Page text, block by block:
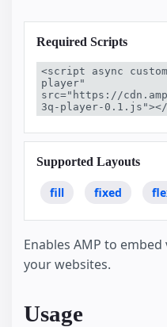
Required Scripts
<script async
player"
src="https://
3q-player-
Supported Layouts
fill fixed
Enables AMP to
your websites.
Usage